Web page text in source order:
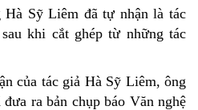
Sỹ Liêm đã tự nhận là tác
sau khi cắt ghép từ những tác
của tác giả Hà Sỹ Liêm, ông
ra bản chụp báo Văn nghệ